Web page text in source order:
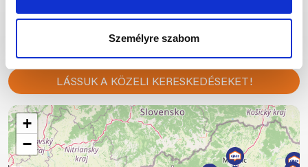
Személyre szabom
LÁSSUK A KÖZELI KERESKEDÉSEKET!
+
−